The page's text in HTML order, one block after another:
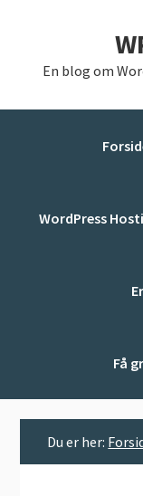
indholdEn blog om
WordPress
Få
Du er her: